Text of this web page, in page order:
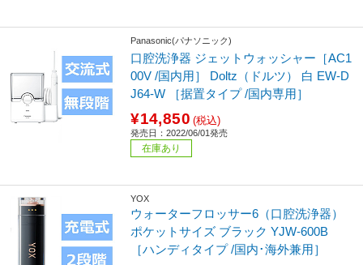
Panasonic(パナソニック)
口腔洗浄器 ジェットウォッシャー［AC1
00V /国内用］ Doltz（ドルツ） 白 EW-D
J64-W ［据置タイプ /国内専用］
¥14,850 (税込)
発売日：2022/06/01発売
在庫あり
YOX
ウォーターフロッサー6（口腔洗浄器）
ポケットサイズ ブラック YJW-600B
［ハンディタイプ /国内･海外兼用］